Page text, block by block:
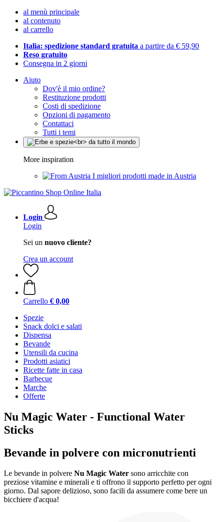
al menù principale
al contenuto
al carrello
Italia: spedizione standard gratuita a partire da € 59,90
Reso gratuito
Consegna in 2 giorni
Aiuto
Dov'è il mio ordine?
Restituzione prodotti
Costi di spedizione
Opzioni di pagamento
Contattaci
Tutti i temi
More inspiration
I migliori prodotti made in Austria
Login
Login
Sei un nuovo cliente?
Crea un account
Carrello € 0,00
Spezie
Snack dolci e salati
Dispensa
Bevande
Utensili da cucina
Prodotti asiatici
Ricette fatte in casa
Barbecue
Marche
Offerte
Nu Magic Water - Functional Water
Sticks
Bevande in polvere con micronutrienti
Le bevande in polvere Nu Magic Water sono arricchite con
preziose vitamine e minerali e ti offrono il supporto perfetto per ogni
giorno. Dal sapore delizioso, sono facili da assumere come bere un
bicchiere d'acqua!